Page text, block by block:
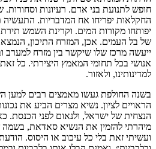
חופש לתנועת בני אדם. רעיונות וסחורות.
החקלאות יפריחו אח המדבריות. התעשיה
יפותחו מקורות המים. וקרינת השמש
של בל העמים. אכן, המזרח התיכון,
ייעשה מרכז שלו שיקשר בין מזרח למערב
אנושי בכל תחומי המאמץ היצירתי. כל
למדינותינו, ולאזור.
בשנה החולפת געשו מאמצים רבים למען
הראויים לציון. נשיא מצרים הביע את
הנצחית של ישראל, ולנאום לפני הכנסת.
מיהרתי להזמין את הנשיא סאדאת, בשמה
ועשיתי זאת בלי כל עיכוב או היסוס.